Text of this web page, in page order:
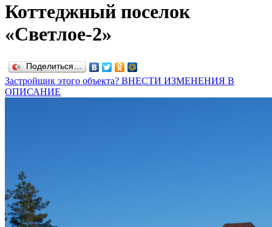
Коттеджный поселок
«Светлое-2»
Поделиться…
Застройщик этого объекта? ВНЕСТИ ИЗМЕНЕНИЯ В
ОПИСАНИЕ